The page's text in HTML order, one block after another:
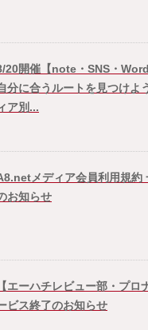
20開催【note・SNS・
分に合うルートを見つけよ
ア別...
メディア会員利用規約
お知らせ
【エーハチレビュー部・プロ
ビス終了のお知らせ